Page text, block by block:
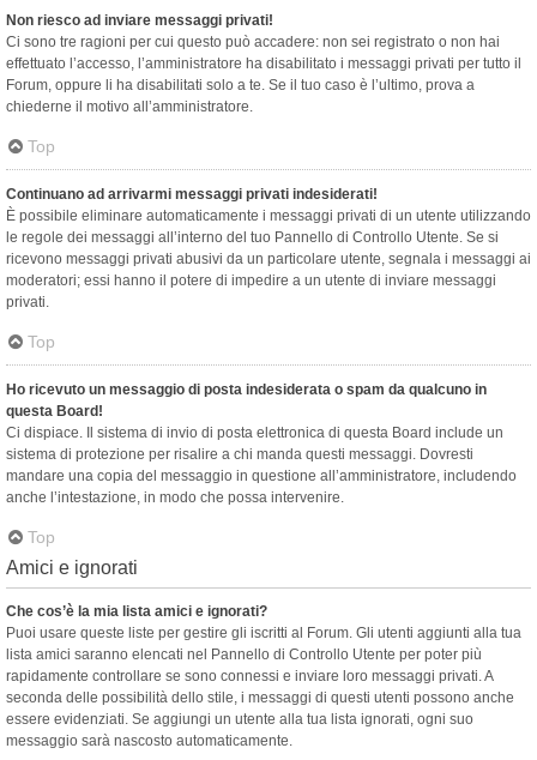
Non riesco ad inviare messaggi privati!
Ci sono tre ragioni per cui questo può accadere: non sei registrato o non hai
effettuato l’accesso, l’amministratore ha disabilitato i messaggi privati per tutto il
Forum, oppure li ha disabilitati solo a te. Se il tuo caso è l’ultimo, prova a
chiederne il motivo all’amministratore.
Top
Continuano ad arrivarmi messaggi privati indesiderati!
È possibile eliminare automaticamente i messaggi privati ​​di un utente utilizzando
le regole dei messaggi all’interno del tuo Pannello di Controllo Utente. Se si
ricevono messaggi privati ​​abusivi da un particolare utente, segnala i messaggi ai
moderatori; essi hanno il potere di impedire a un utente di inviare messaggi
privati​​.
Top
Ho ricevuto un messaggio di posta indesiderata o spam da qualcuno in
questa Board!
Ci dispiace. Il sistema di invio di posta elettronica di questa Board include un
sistema di protezione per risalire a chi manda questi messaggi. Dovresti
mandare una copia del messaggio in questione all’amministratore, includendo
anche l’intestazione, in modo che possa intervenire.
Top
Amici e ignorati
Che cos’è la mia lista amici e ignorati?
Puoi usare queste liste per gestire gli iscritti al Forum. Gli utenti aggiunti alla tua
lista amici saranno elencati nel Pannello di Controllo Utente per poter più
rapidamente controllare se sono connessi e inviare loro messaggi privati. A
seconda delle possibilità dello stile, i messaggi di questi utenti possono anche
essere evidenziati. Se aggiungi un utente alla tua lista ignorati, ogni suo
messaggio sarà nascosto automaticamente.